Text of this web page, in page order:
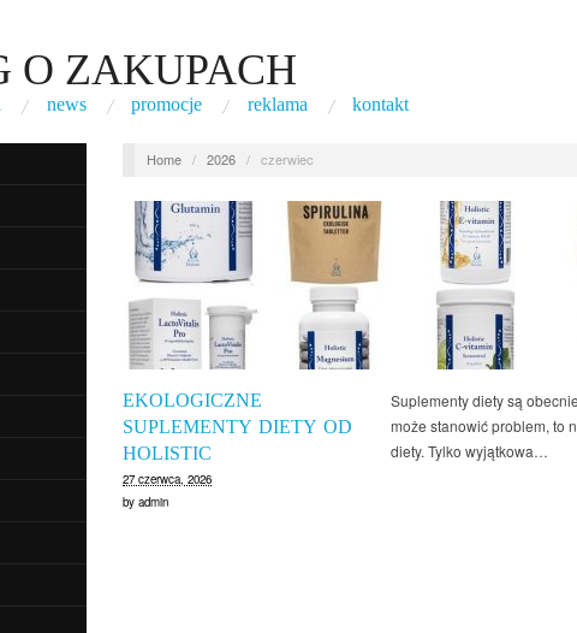
O ZAKUPACH
news promocje reklama kontakt
Home / 2026 / czerwiec
EKOLOGICZNE
SUPLEMENTY DIETY OD
HOLISTIC
27 czerwca, 2026
by admin
Suplementy diety są
może stanowić problem, to
diety. Tylko wyjątkowa…